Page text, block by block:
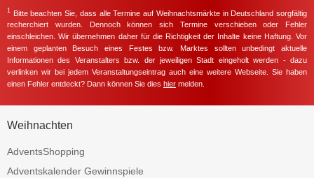
1
Bitte beachten Sie, dass alle Termine auf Weihnachtsmärkte in Deutschland sorgfältig
recherchiert wurden. Dennoch können sich Termine verschieben oder Fehler
einschleichen. Wir übernehmen daher für die Richtigkeit der Inhalte keine Haftung. Vor
einem geplanten Besuch eines Festes bzw. Marktes sollten unbedingt aktuelle
Informationen des Veranstalters bzw. der jeweiligen Stadt eingeholt werden - dazu
verlinken wir bei jedem Veranstaltungseintrag auch eine weitere Webseite. Sie haben
einen Fehler entdeckt? Dann können Sie dies hier melden.
Weihnachten
AdventsShopping
Adventskalender Gewinnspiele